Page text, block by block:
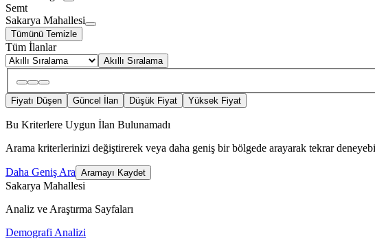
Semt
Sakarya Mahallesi
Tümünü Temizle
Tüm İlanlar
Akıllı Sıralama
Fiyatı Düşen Güncel İlan Düşük Fiyat Yüksek Fiyat
Bu Kriterlere Uygun İlan Bulunamadı
Arama kriterlerinizi değiştirerek veya daha geniş bir bölgede arayarak tekrar
Daha Geniş Ara Aramayı Kaydet
Sakarya Mahallesi
Analiz ve Araştırma Sayfaları
Demografi Analizi